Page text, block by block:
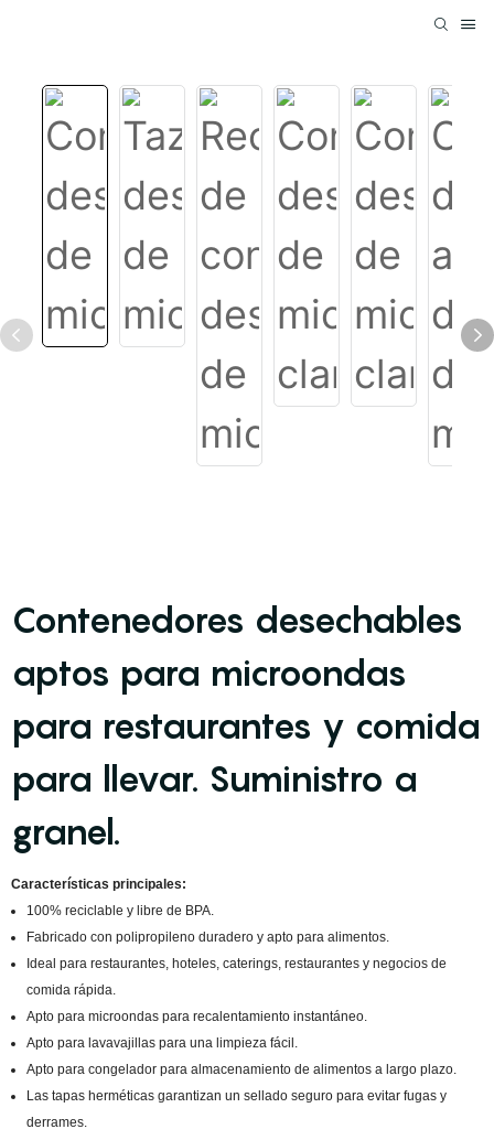
Contenedores desechables
aptos para microondas
para restaurantes y comida
para llevar. Suministro a
granel.
Características principales:
100% reciclable y libre de BPA.
Fabricado con polipropileno duradero y apto para alimentos.
Ideal para restaurantes, hoteles, caterings, restaurantes y negocios de
comida rápida.
Apto para microondas para recalentamiento instantáneo.
Apto para lavavajillas para una limpieza fácil.
Apto para congelador para almacenamiento de alimentos a largo plazo.
Las tapas herméticas garantizan un sellado seguro para evitar fugas y
derrames.